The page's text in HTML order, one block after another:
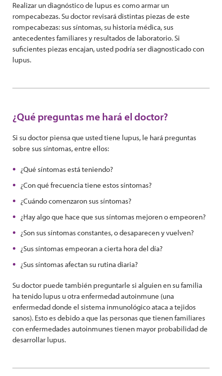
Realizar un diagnóstico de lupus es como armar un
rompecabezas. Su doctor revisará distintas piezas de este
rompecabezas: sus síntomas, su historia médica, sus
antecedentes familiares y resultados de laboratorio. Si
suficientes piezas encajan, usted podría ser diagnosticado con
lupus.
¿Qué preguntas me hará el doctor?
Si su doctor piensa que usted tiene lupus, le hará preguntas
sobre sus síntomas, entre ellos:
¿Qué síntomas está teniendo?
¿Con qué frecuencia tiene estos síntomas?
¿Cuándo comenzaron sus síntomas?
¿Hay algo que hace que sus síntomas mejoren o empeoren?
¿Son sus síntomas constantes, o desaparecen y vuelven?
¿Sus síntomas empeoran a cierta hora del día?
¿Sus síntomas afectan su rutina diaria?
Su doctor puede también preguntarle si alguien en su familia
ha tenido lupus u otra enfermedad autoinmune (una
enfermedad donde el sistema inmunológico ataca a tejidos
sanos). Esto es debido a que las personas que tienen familiares
con enfermedades autoinmunes tienen mayor probabilidad de
desarrollar lupus.